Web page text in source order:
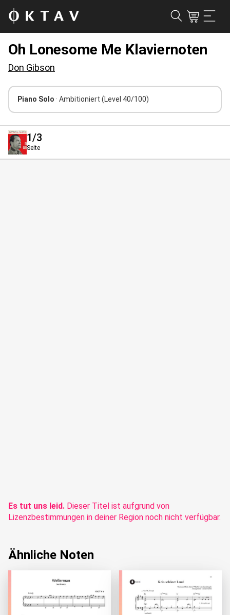
Oh Lonesome Me Klaviernoten
Don Gibson
Piano Solo · Ambitioniert (Level 40/100)
1/3
Seite
Es tut uns leid. Dieser Titel ist aufgrund von
Lizenzbestimmungen in deiner Region noch nicht verfügbar.
Ähnliche Noten